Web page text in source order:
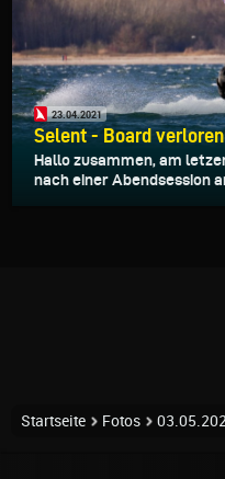
23.04.2021
Selent - Board verloren
Hallo zusammen, am
nach einer Abendsession
Startseite Fotos